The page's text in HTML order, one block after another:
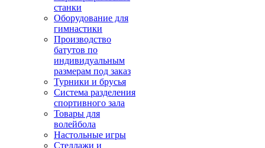
станки
Оборудование для
гимнастики
Производство
батутов по
индивидуальным
размерам под заказ
Турники и брусья
Система разделения
спортивного зала
Товары для
волейбола
Настольные игры
Стеллажи и